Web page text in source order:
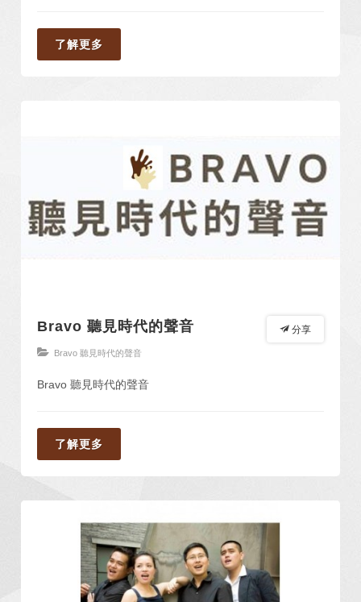
了解更多
分享
Bravo 聽見時代的聲音
Bravo 聽見時代的聲音
Bravo 聽見時代的聲音
了解更多